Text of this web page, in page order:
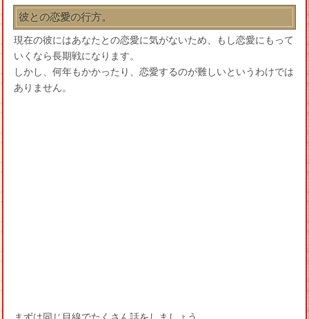
彼との恋愛の行方。
現在の彼にはあなたとの恋愛に気がないため、もし恋愛にもって
いくなら長期戦になります。
しかし、何年もかかったり、恋愛するのが難しいというわけでは
ありません。